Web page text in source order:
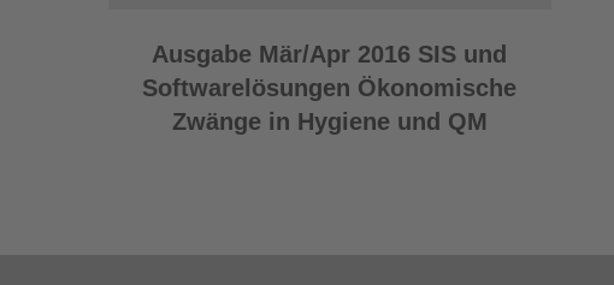
Ausgabe Mär/Apr 2016 SIS und
Softwarelösungen Ökonomische
Zwänge in Hygiene und QM